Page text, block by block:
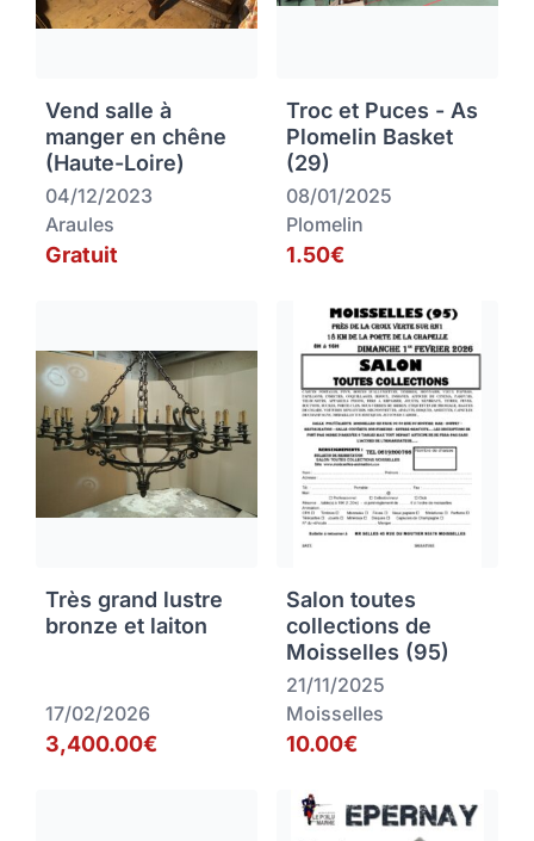
Vend salle à
manger en chêne
(Haute-Loire)
04/12/2023
Araules
Gratuit
Troc et Puces - As
Plomelin Basket
(29)
08/01/2025
Plomelin
1.50€
Très grand lustre
bronze et laiton
17/02/2026
3,400.00€
Salon toutes
collections de
Moisselles (95)
21/11/2025
Moisselles
10.00€